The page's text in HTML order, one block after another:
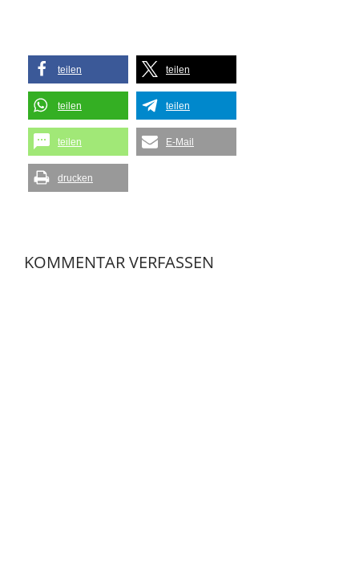
teilen teilen
teilen teilen
teilen E-Mail
drucken
KOMMENTAR VERFASSEN